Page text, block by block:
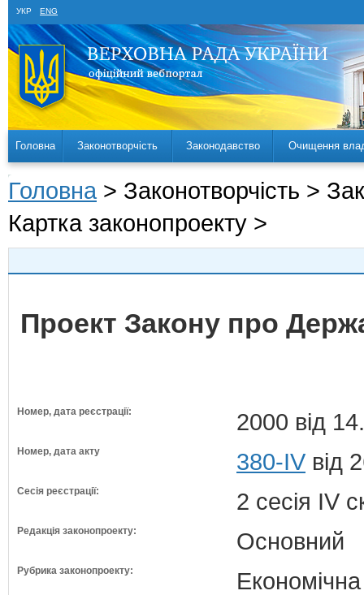
УКР ENG
Головна Законотворчість Законодавство Очищення
Головна > Законотворчість >
Картка законопроекту >
Проект Закону про
Номер, дата реєстрації: 2000 від
Номер, дата акту 380-IV від
Сесія реєстрації: 2 сесія IV
Редакція законопроекту: Основний
Рубрика законопроекту: